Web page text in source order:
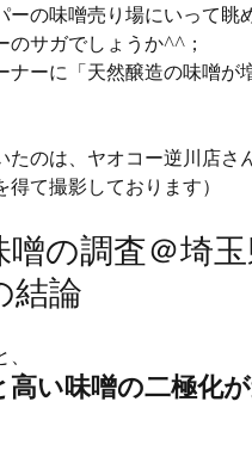
ーの味噌売り場にいって眺
のサガでしょうか^^；
ナーに「天然醸造の味噌が
たのは、ヤオコー逆川店さん
得て撮影しております）
噌の調査＠埼
結論
い味噌の二極化